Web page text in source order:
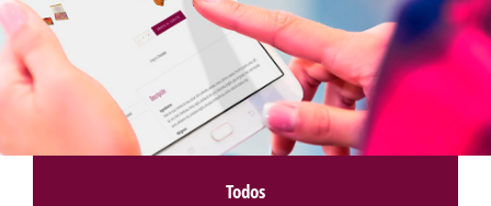
Tienda online
Todos